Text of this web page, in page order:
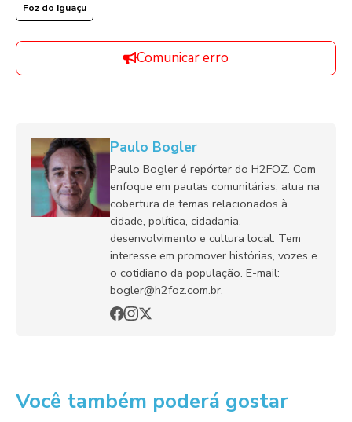
Foz do Iguaçu
Comunicar erro
Paulo Bogler
Paulo Bogler é repórter do H2FOZ. Com
enfoque em pautas comunitárias, atua na
cobertura de temas relacionados à
cidade, política, cidadania,
desenvolvimento e cultura local. Tem
interesse em promover histórias, vozes e
o cotidiano da população. E-mail:
bogler@h2foz.com.br.
Você também poderá gostar